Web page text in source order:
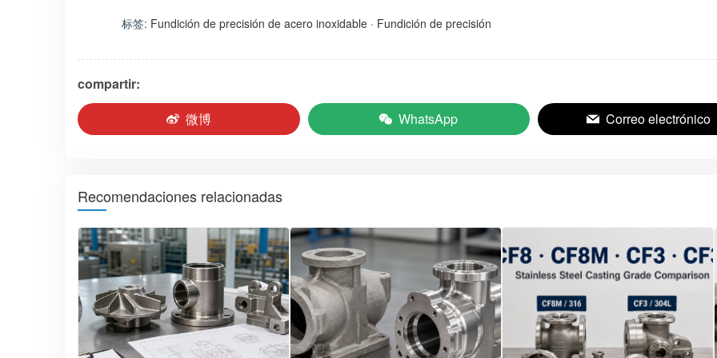
标签: Fundición de precisión de acero inoxidable · Fundición de precisión
compartir:
微博
WhatsApp Correo electrónico
Recomendaciones relacionadas